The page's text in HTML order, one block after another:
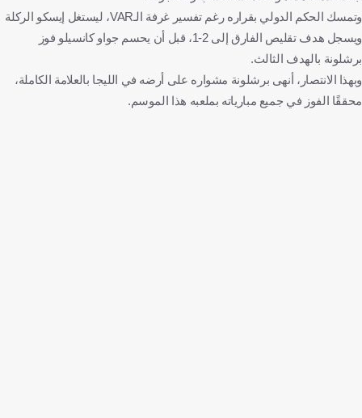
وتمسك الحكم الدولي بقراره رغم تفسير غرفة الـVAR، ليستغل إيسكو الركلة
ويسجل هدف تقليص الفارق إلى 2-1، قبل أن يحسم جواو كانسيلو فوز
برشلونة بالهدف الثالث.
وبهذا الانتصار، أنهى برشلونة مشواره على أرضه في الليجا بالعلامة الكاملة،
محققًا الفوز في جميع مبارياته بملعبه هذا الموسم.